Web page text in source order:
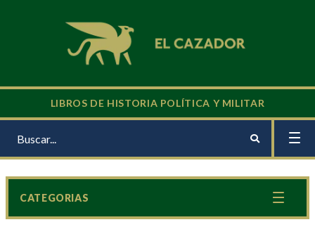
LIBROS DE HISTORIA POLÍTICA Y MILITAR
CATEGORIAS